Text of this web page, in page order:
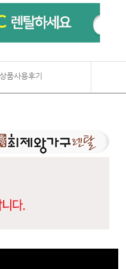
상품사용후기